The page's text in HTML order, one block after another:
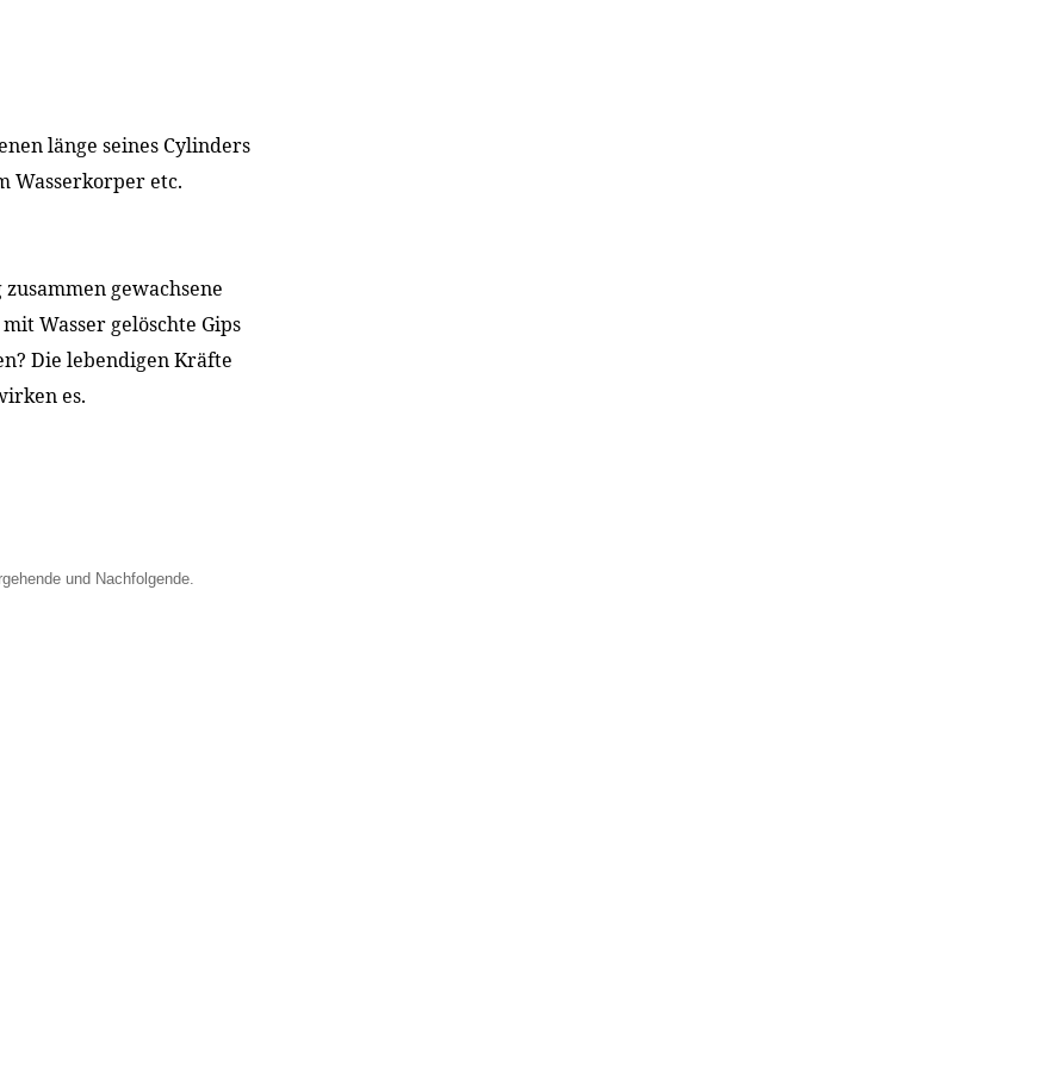
länge seines Cylinders
Wasserkorper etc.
gewachsene
Wasser gelöschte Gips
Die lebendigen Kräfte
es.
und Nachfolgende.